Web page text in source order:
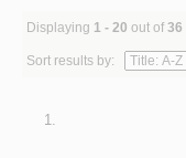
Displaying 1 - 20 out of 36
Sort results by:
1.